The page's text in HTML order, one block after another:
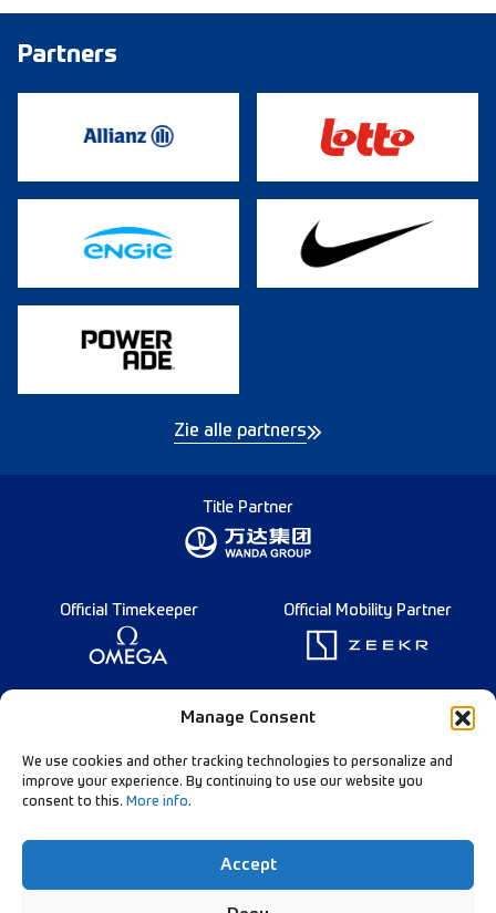
Manage Consent
We use cookies and other tracking technologies to personalize and
improve your experience. By continuing to use our website you
consent to this. More info.
Accept
Partners
Zie alle partners
Title Partner
Official Timekeeper Official Mobility Partner
Founding Partner
Follow Our Channels:
Data Privacy